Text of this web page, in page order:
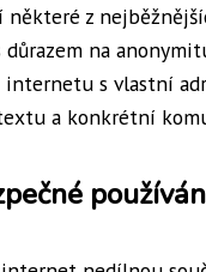
některé z
na
s vlastní
a konkrétní